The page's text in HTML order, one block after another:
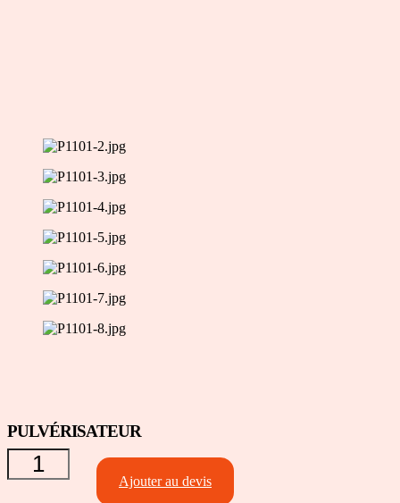
PULVÉRISATEUR
quantité de
PULVÉRISATEURAjouter au devis